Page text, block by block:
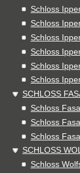
Schloss
Schloss
Schloss
Schloss
Schloss
Schloss
SCHLOSS
Schloss
Schloss
Schloss
SCHLOSS
Schloss